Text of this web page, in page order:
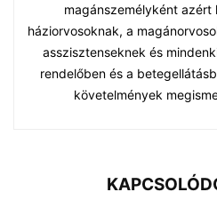
magánszemélyként azért
háziorvosoknak, a
asszisztenseknek és
rendelőben és a
követelmények